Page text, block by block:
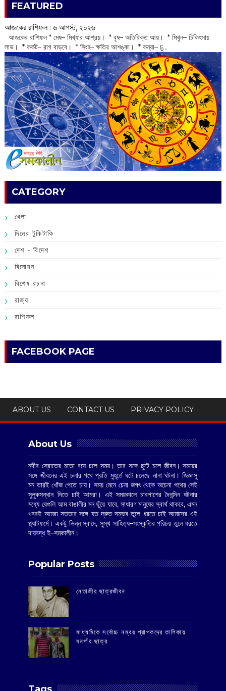
FEATURED
আজকের রাশিফল :‌ ‌‌৬ আগস্ট, ২০২৬
‌ আজকের রাশিফল * মেষ– মিথ্যার আশ্রয়। * বৃষ– অতিরিক্ত আয়। * মিথুন– চিকিৎসায়
লাভ। * কর্কট– রাগ বাড়বে। * সিংহ– ক্ষতির আশঙ্কা। * কন্যা– চু...
CATEGORY
খেলা
দিনের টুকিটাকি
দেশ - বিদেশ
বিনোদন
বিশেষ রচনা
রাজ্য
রাশিফল
FACEBOOK PAGE
ABOUT US CONTACT US PRIVACY POLICY
About Us
নদীর স্রোতের মতো বয়ে চলে সময়। তার সঙ্গে ছুটে চলে জীবন। সময়ের
সঙ্গে জীবনের এই চলার পথে প্রতি মুহূর্তে ঘটে চলেছে নানা ঘটনা। জিজ্ঞাসু
মন তারই খোঁজ পেতে চায়। সময় মেনে চেনা জগৎ থেকে অচেনা পথের সেই
সুলুকসন্ধান দিতে চাই আমরা। এই সময়কালে চারপাশের দৈনন্দিন ঘটনার
মধ্যে যেগুলি আম বাঙালীর মন ছুঁয়ে যাবে, সাধারণ মানুষের স্বার্থ থাকবে, এমন
খবরই আমরা সততার সঙ্গে যত দ্রুত সম্ভব তুলে ধরতে চাই আমাদের এই
প্ল্যাটফর্মে। একটু ভিন্ন স্বাদে, সুস্থ সাহিত্য–সংস্কৃতির পরিচয় তুলে ধরতে
দায়বদ্ধ ই–সমকালীন।
Popular Posts
‌নেতাজীর ছাত্রজীবন
মাধ্যমিকে সর্বোচ্চ নম্বর প্রাপকদের তালিকায়
বনগাঁর ছাত্র